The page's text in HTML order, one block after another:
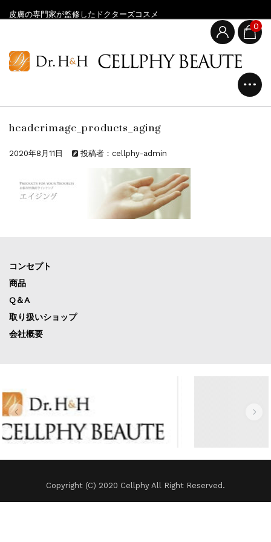
皮膚の専門家が監修したドクターズコスメ
0
headerimage_products_aging
2020年8月11日 投稿者：cellphy-admin
コンセプト
商品
Q＆A
取り扱いショップ
会社概要
Copyright (C) 2020 Cellphy All Right Reserved.